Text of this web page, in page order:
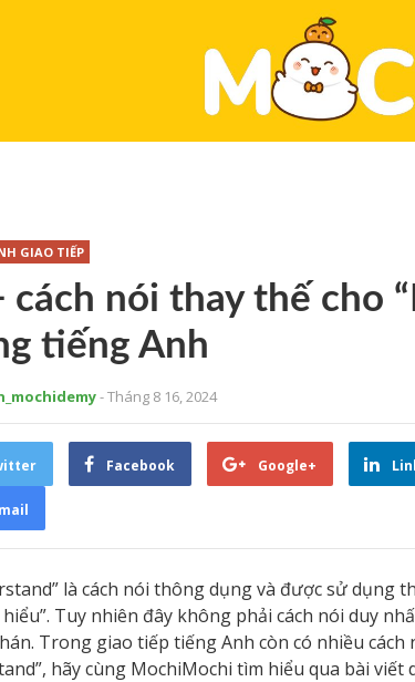
GIAO TIẾP
cách nói thay thế cho
tiếng Anh
- Tháng 8 16, 2024
Facebook Google+
là cách nói thông dụng và được sử dụng
hiểu”. Tuy nhiên đây không phải cách nói duy
Trong giao tiếp tiếng Anh còn có nhiều cách
hãy cùng MochiMochi tìm hiểu qua bài viết